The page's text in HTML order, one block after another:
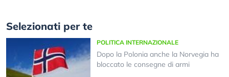
Selezionati per te
POLITICA INTERNAZIONALE
Dopo la Polonia anche la Norvegia ha
bloccato le consegne di armi